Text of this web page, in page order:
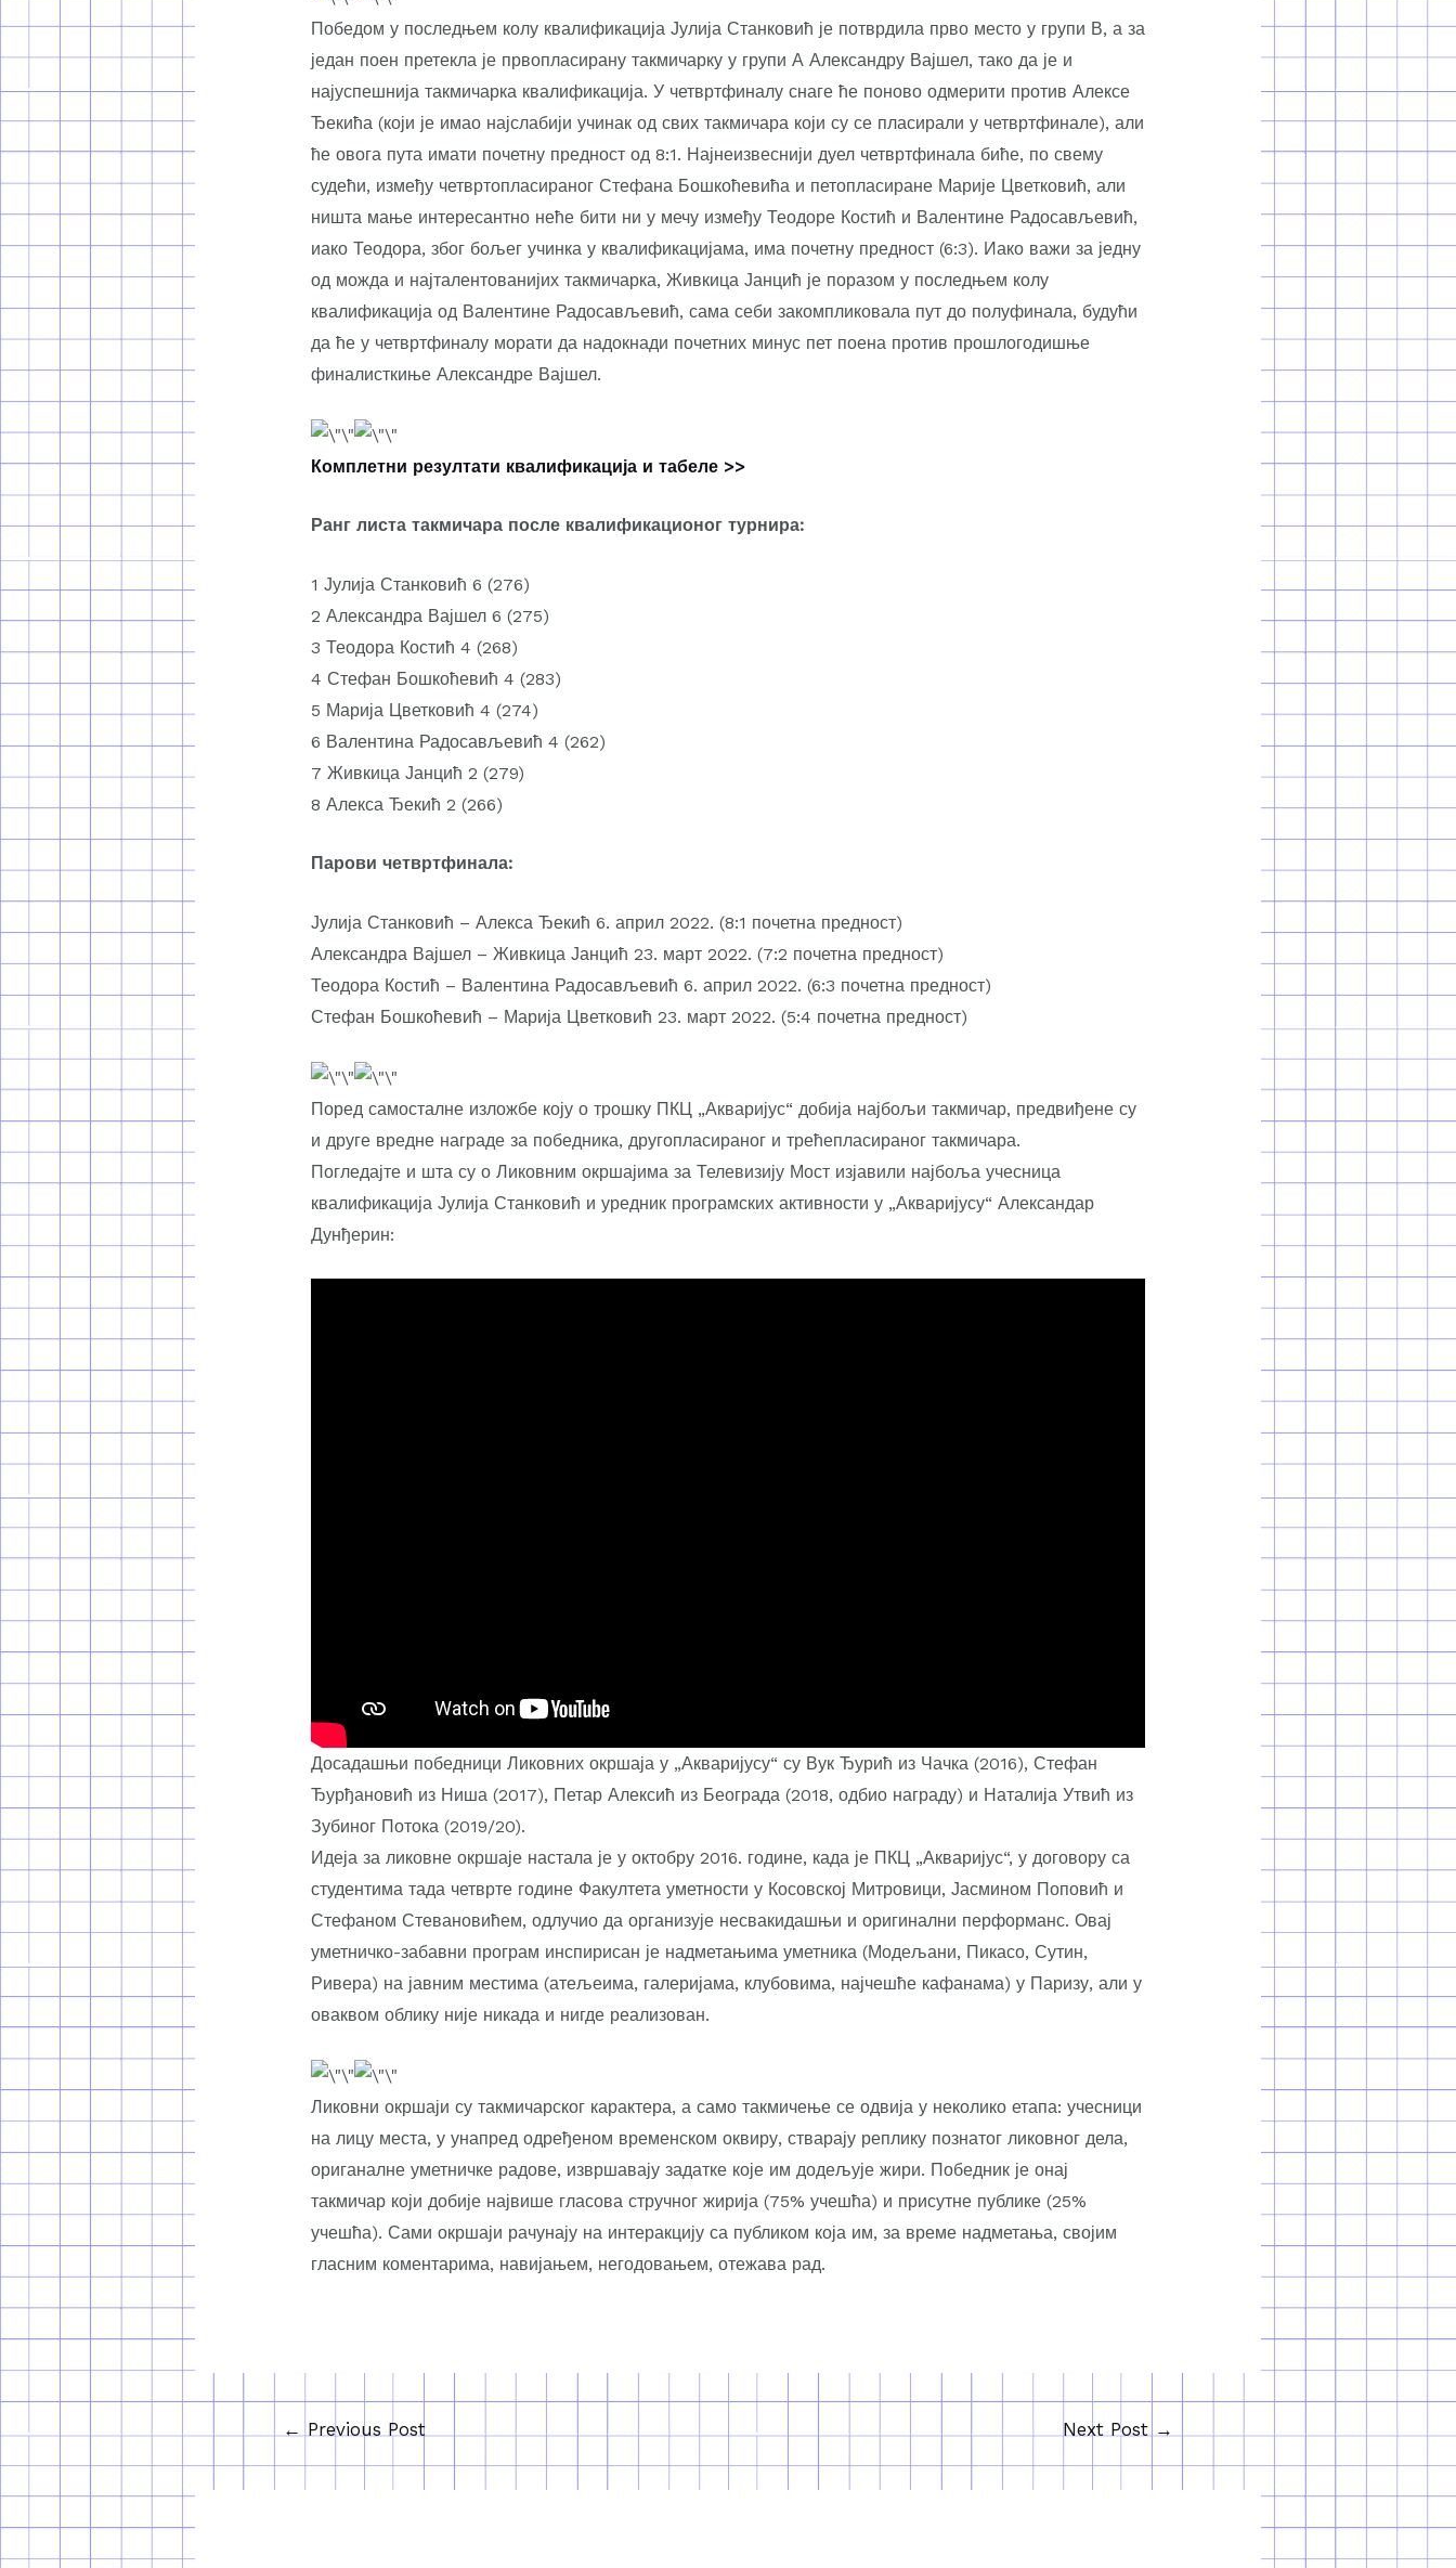
Победом у последњем колу квалификација Јулија Станковић је потврдила прво место у групи В, а за
један поен претекла је првопласирану такмичарку у групи А Александру Вајшел, тако да је и
најуспешнија такмичарка квалификација. У четвртфиналу снаге ће поново одмерити против Алексе
Ђекића (који је имао најслабији учинак од свих такмичара који су се пласирали у четвртфинале), али
ће овога пута имати почетну предност од 8:1. Најнеизвеснији дуел четвртфинала биће, по свему
судећи, између четвртопласираног Стефана Бошкоћевића и петопласиране Марије Цветковић, али
ништа мање интересантно неће бити ни у мечу између Теодоре Костић и Валентине Радосављевић,
иако Теодора, због бољег учинка у квалификацијама, има почетну предност (6:3). Иако важи за једну
од можда и најталентованијих такмичарка, Живкица Јанцић је поразом у последњем колу
квалификација од Валентине Радосављевић, сама себи закомпликовала пут до полуфинала, будући
да ће у четвртфиналу морати да надокнади почетних минус пет поена против прошлогодишње
финалисткиње Александре Вајшел.
Комплетни резултати квалификација и табеле >>
Ранг листа такмичара после квалификационог турнира:
1 Јулија Станковић 6 (276)
2 Александра Вајшел 6 (275)
3 Теодора Костић 4 (268)
4 Стефан Бошкоћевић 4 (283)
5 Марија Цветковић 4 (274)
6 Валентина Радосављевић 4 (262)
7 Живкица Јанцић 2 (279)
8 Алекса Ђекић 2 (266)
Парови четвртфинала:
Јулија Станковић – Алекса Ђекић 6. април 2022. (8:1 почетна предност)
Александра Вајшел – Живкица Јанцић 23. март 2022. (7:2 почетна предност)
Теодора Костић – Валентина Радосављевић 6. април 2022. (6:3 почетна предност)
Стефан Бошкоћевић – Марија Цветковић 23. март 2022. (5:4 почетна предност)
Поред самосталне изложбе коју о трошку ПКЦ „Акваријус“ добија најбољи такмичар, предвиђене су
и друге вредне награде за победника, другопласираног и трећепласираног такмичара.
Погледајте и шта су о Ликовним окршајима за Телевизију Мост изјавили најбоља учесница
квалификација Јулија Станковић и уредник програмских активности у „Акваријусу“ Александар
Дунђерин:
Досадашњи победници Ликовних окршаја у „Акваријусу“ су Вук Ђурић из Чачка (2016), Стефан
Ђурђановић из Ниша (2017), Петар Алексић из Београда (2018, одбио награду) и Наталија Утвић из
Зубиног Потока (2019/20).
Идеја за ликовне окршаје настала је у октобру 2016. године, када је ПКЦ „Акваријус“, у договору са
студентима тада четврте године Факултета уметности у Косовској Митровици, Јасмином Поповић и
Стефаном Стевановићем, одлучио да организује несвакидашњи и оригинални перформанс. Овај
уметничко-забавни програм инспирисан је надметањима уметника (Модељани, Пикасо, Сутин,
Ривера) на јавним местима (атељеима, галеријама, клубовима, најчешће кафанама) у Паризу, али у
оваквом облику није никада и нигде реализован.
Ликовни окршаји су такмичарског карактера, а само такмичење се одвија у неколико етапа: учесници
на лицу места, у унапред одређеном временском оквиру, стварају реплику познатог ликовног дела,
ориганалне уметничке радове, извршавају задатке које им додељује жири. Победник је онај
такмичар који добије највише гласова стручног жирија (75% учешћа) и присутне публике (25%
учешћа). Сами окршаји рачунају на интеракцију са публиком која им, за време надметања, својим
гласним коментарима, навијањем, негодовањем, отежава рад.
← Previous Post Next Post →